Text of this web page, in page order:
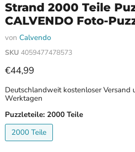
Strand 2000 Teile
CALVENDO Foto-
von Calvendo
SKU 4059477478573
Aktueller Preis
€44,99
Deutschlandweit kostenloser Versand
Werktagen
Puzzleteile: 2000 Teile
2000 Teile